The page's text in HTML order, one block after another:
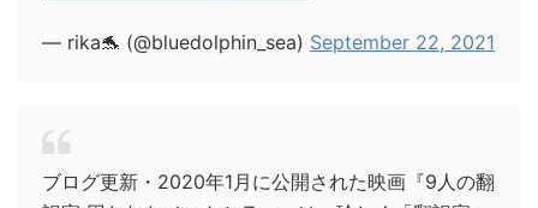
— rika🐬 (@bluedolphin_sea) September 22, 2021
ブログ更新・2020年1月に公開された映画『9人の翻